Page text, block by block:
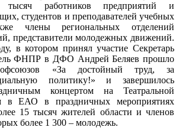
тысяч работников предприятий и
студентов и преподавателей учебных
члены региональных отделений
представители молодежных движений.
в котором принял участие Секретарь
ФНПР в ДФО Андрей Беляев прошло
«За достойный труд, за
политику!» и завершилось
концертом на Театральной
в ЕАО в праздничных мероприятиях
15 тысяч жителей области и членов
более 1 300 – молодежь.